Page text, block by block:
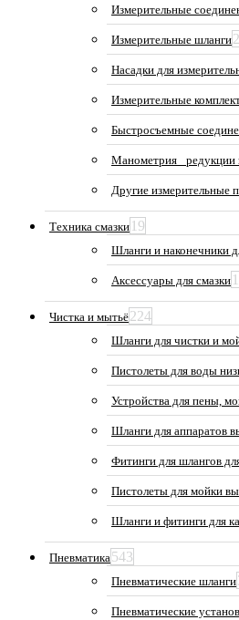
Измерительные
Измерительные шланги2
Насадки для
Измерительные
Быстросъемные
Манометрия_ редукции
Другие измерительные
Техника смазки 19
Шланги и наконечники
Аксессуары для смазки
Чистка и мытьё224
Шланги для чистки и
Пистолеты для воды
Устройства для пены,
Шланги для аппаратов
Фитинги для шлангов
Пистолеты для мойки
Шланги и фитинги для
Пневматика543
Пневматические шланги
Пневматические